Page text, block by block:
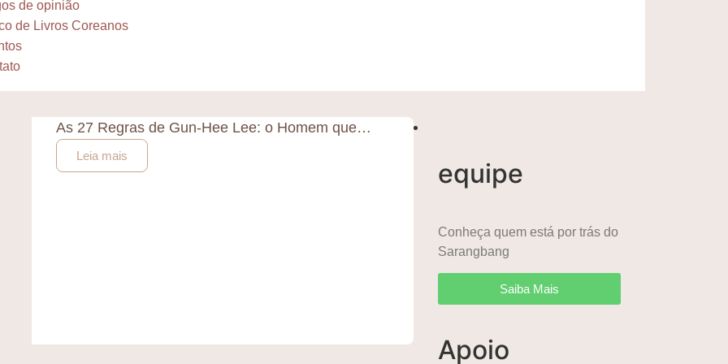
de opinião
de Livros Coreanos
As 27 Regras de Gun-Hee Lee: o Homem que…
Leia mais
equipe
Conheça quem está por trás do
Sarangbang
Saiba Mais
Apoio